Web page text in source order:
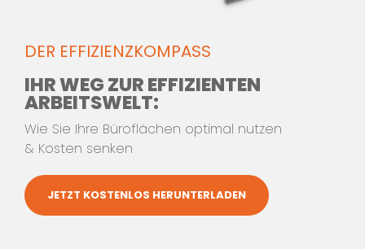
KONTAKTDATEN 2/3
DER EFFIZIENZKOMPASS
IHR WEG ZUR EFFIZIENTEN
ARBEITSWELT:
Wie Sie Ihre Büroflächen optimal nutzen
& Kosten senken
JETZT KOSTENLOS HERUNTERLADEN